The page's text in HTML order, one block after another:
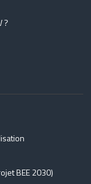
?
BEE 2030)